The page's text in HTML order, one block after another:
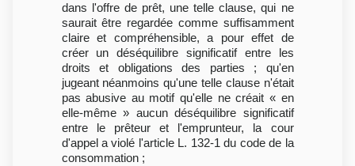
dans l'offre de prêt, une telle clause, qui ne
saurait être regardée comme suffisamment
claire et compréhensible, a pour effet de
créer un déséquilibre significatif entre les
droits et obligations des parties ; qu'en
jugeant néanmoins qu'une telle clause n'était
pas abusive au motif qu'elle ne créait « en
elle-même » aucun déséquilibre significatif
entre le prêteur et l'emprunteur, la cour
d'appel a violé l'article L. 132-1 du code de la
consommation ;